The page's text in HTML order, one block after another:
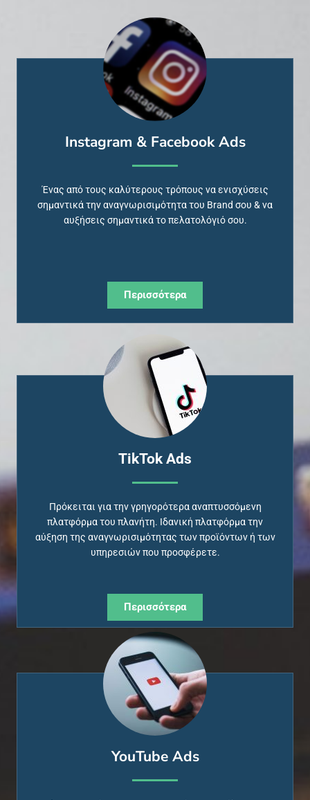
Instagram & Facebook Ads
Ένας από τους καλύτερους τρόπους να ενισχύσεις
σημαντικά την αναγνωρισιμότητα του Brand σου & να
αυξήσεις σημαντικά το πελατολόγιό σου.
Περισσότερα
ΤikTok Ads
Πρόκειται για την γρηγορότερα αναπτυσσόμενη
πλατφόρμα του πλανήτη. Ιδανική πλατφόρμα την
αύξηση της αναγνωρισιμότητας των προϊόντων ή των
υπηρεσιών που προσφέρετε.
Περισσότερα
YouTube Ads